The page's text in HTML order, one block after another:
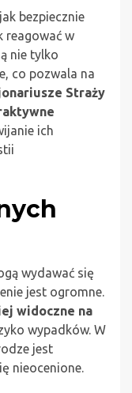
bezpiecznie
reagować w
nie tylko
co pozwala na
Straży
ich
wydawać się
jest ogromne.
widoczne na
wypadków. W
jest
nieocenione.